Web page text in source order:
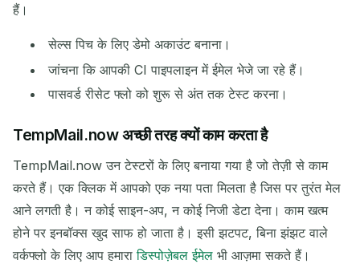
हैं।
सेल्स पिच के लिए डेमो अकाउंट बनाना।
जांचना कि आपकी CI पाइपलाइन में ईमेल भेजे जा रहे हैं।
पासवर्ड रीसेट फ्लो को शुरू से अंत तक टेस्ट करना।
TempMail.now अच्छी तरह क्यों काम करता है
TempMail.now उन टेस्टरों के लिए बनाया गया है जो तेज़ी से काम
करते हैं। एक क्लिक में आपको एक नया पता मिलता है जिस पर तुरंत मेल
आने लगती है। न कोई साइन-अप, न कोई निजी डेटा देना। काम खत्म
होने पर इनबॉक्स खुद साफ हो जाता है। इसी झटपट, बिना झंझट वाले
वर्कफ्लो के लिए आप हमाराडिस्पोज़ेबल ईमेल भी आज़मा सकते हैं।